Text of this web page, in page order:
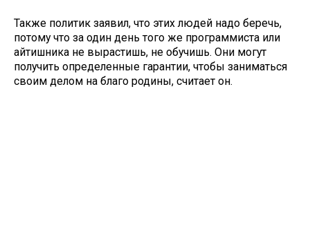
Также политик заявил, что этих людей надо беречь,
потому что за один день того же программиста или
айтишника не вырастишь, не обучишь. Они могут
получить определенные гарантии, чтобы заниматься
своим делом на благо родины, считает он.